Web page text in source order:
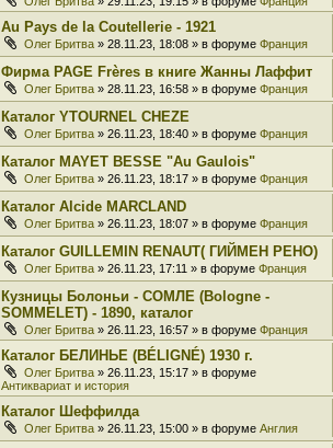
Au Pays de la Coutellerie - 1921
Олег Бритва » 28.11.23, 18:08 » в форуме Франция
Фирма PAGE Frères в книге Жанны Лаффит
Олег Бритва » 28.11.23, 16:58 » в форуме Франция
Каталог YTOURNEL CHEZE
Олег Бритва » 26.11.23, 18:40 » в форуме Франция
Каталог MAYET BESSE "Au Gaulois"
Олег Бритва » 26.11.23, 18:17 » в форуме Франция
Каталог Alcide MARCLAND
Олег Бритва » 26.11.23, 18:07 » в форуме Франция
Каталог GUILLEMIN RENAUT( ГИЙМЕН РЕНО)
Олег Бритва » 26.11.23, 17:11 » в форуме Франция
Кузницы Болоньи - СОМЛЕ (Bologne -
SOMMELET) - 1890, каталог
Олег Бритва » 26.11.23, 16:57 » в форуме Франция
Каталог БЕЛИНЬЕ (BÉLIGNÉ) 1930 г.
Олег Бритва » 26.11.23, 15:17 » в форуме
Антиквариат и история
Каталог Шеффилда
Олег Бритва » 26.11.23, 15:00 » в форуме Англия